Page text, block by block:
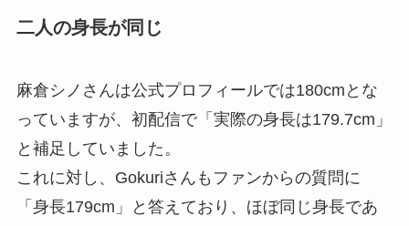
二人の身長が同じ
麻倉シノさんは公式プロフィールでは180cmとな
っていますが、初配信で「実際の身長は179.7cm」
と補足していました。
これに対し、Gokuriさんもファンからの質問に
「身長179cm」と答えており、ほぼ同じ身長であ